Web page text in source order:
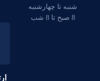
شنبه تا چهارشنبه
8 صبح تا 8 شب